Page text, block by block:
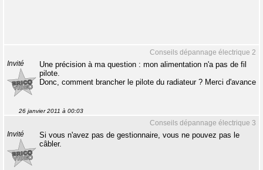
Conseils dépannage électrique 2
Invité
Une précision à ma question : mon alimentation n'a pas de fil
pilote.
Donc, comment brancher le pilote du radiateur ? Merci d'avance
26 janvier 2011 à 00:03
Conseils dépannage électrique 3
Invité
Si vous n'avez pas de gestionnaire, vous ne pouvez pas le
câbler.